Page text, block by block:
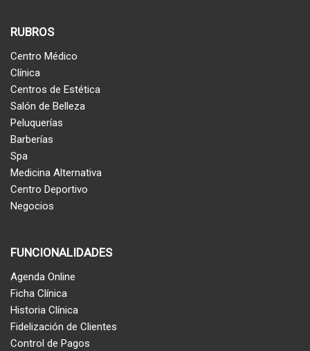
RUBROS
Centro Médico
Clínica
Centros de Estética
Salón de Belleza
Peluquerías
Barberías
Spa
Medicina Alternativa
Centro Deportivo
Negocios
FUNCIONALIDADES
Agenda Online
Ficha Clínica
Historia Clínica
Fidelización de Clientes
Control de Pagos